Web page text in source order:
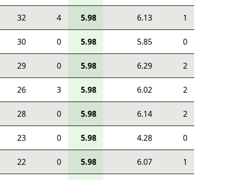
32 4 5.98 6.13 1
30 0 5.98 5.85 0
29 0 5.98 6.29 2
26 3 5.98 6.02 2
28 0 5.98 6.14 2
23 0 5.98 4.28 0
22 0 5.98 6.07 1